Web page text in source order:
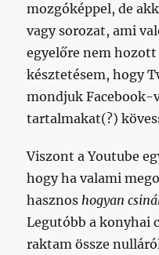
mozgóképpel, de
vagy sorozat, ami
egyelőre nem
késztetésem, hogy
mondjuk
tartalmakat(?)
Viszont a Youtube
hogy ha valami
hasznoshogyan
Legutóbb a konyhai
raktam össze